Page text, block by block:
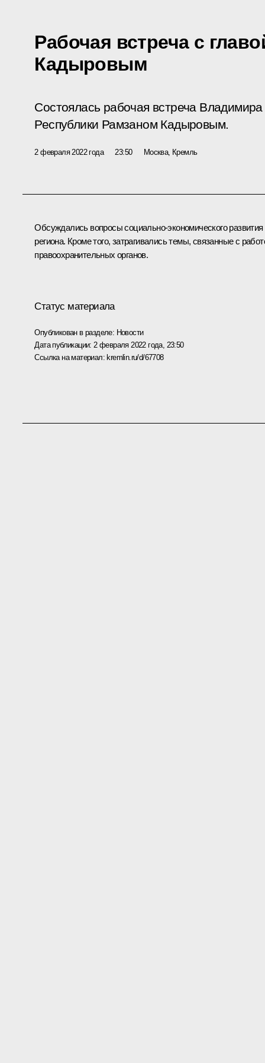
Рабочая встреча с
Кадыровым
Состоялась рабочая встреча
Республики Рамзаном Кадыровым.
2 февраля 2022 года 23:50 Москва, Кремль
Обсуждались вопросы социально-экономического развития
региона. Кроме того, затрагивались темы, связанные с
правоохранительных органов.
Статус материала
Опубликован в разделе: Новости
Дата публикации: 2 февраля 2022 года, 23:50
Ссылка на материал: kremlin.ru/d/67708